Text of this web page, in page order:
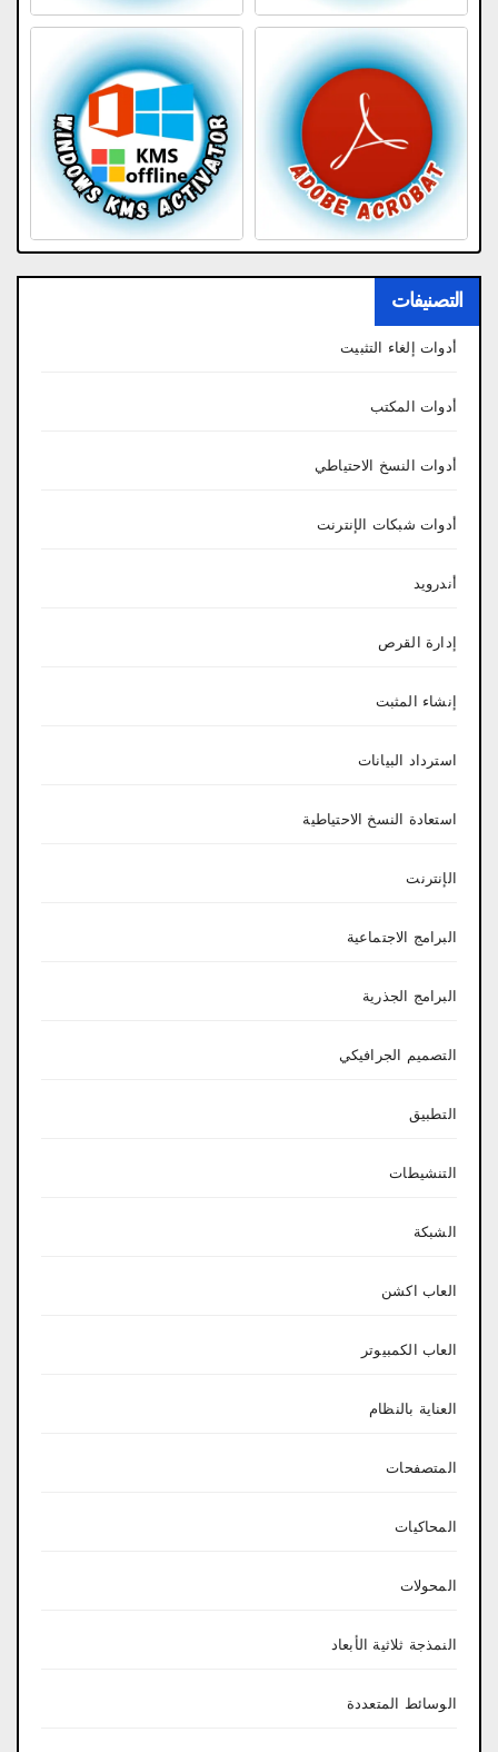
التصنيفات
أدوات إلغاء التثبيت
أدوات المكتب
أدوات النسخ الاحتياطي
أدوات شبكات الإنترنت
أندرويد
إدارة القرص
إنشاء المثبت
استرداد البيانات
استعادة النسخ الاحتياطية
الإنترنت
البرامج الاجتماعية
البرامج الجذرية
التصميم الجرافيكي
التطبيق
التنشيطات
الشبكة
العاب اكشن
العاب الكمبيوتر
العناية بالنظام
المتصفحات
المحاكيات
المحولات
النمذجة ثلاثية الأبعاد
الوسائط المتعددة